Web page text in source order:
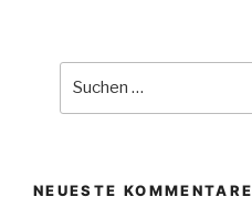
NEUESTE KOMMENTARE